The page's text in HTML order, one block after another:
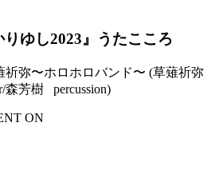
りゆし2023』うたこころ
祈弥〜ホロホロバンド〜 (草薙祈弥
芳樹 percussion)
ON